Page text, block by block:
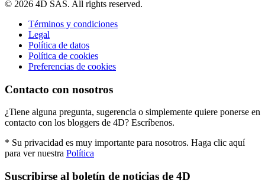
© 2026 4D SAS. All rights reserved.
Términos y condiciones
Legal
Política de datos
Política de cookies
Preferencias de cookies
Contacto con nosotros
¿Tiene alguna pregunta, sugerencia o simplemente quiere ponerse en
contacto con los bloggers de 4D? Escríbenos.
* Su privacidad es muy importante para nosotros. Haga clic aquí
para ver nuestra Política
Suscribirse al boletín de noticias de 4D